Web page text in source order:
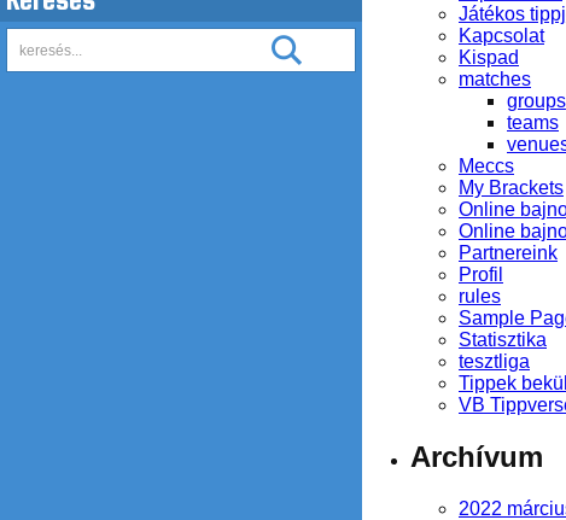
Játékos
Kapcsolat
Kispad
matches
groups
teams
Meccs
My Brackets
Online
Online
Partnereink
Profil
rules
Sample
Statisztika
tesztliga
Tippek
VB
Archívum
2022